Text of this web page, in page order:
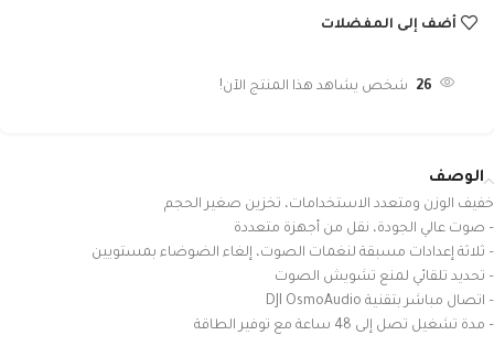
أضف إلى المفضلات
26 شخص يشاهد هذا المنتج الآن!
الوصف
خفيف الوزن ومتعدد الاستخدامات، تخزين صغير الحجم
– صوت عالي الجودة، نقل من أجهزة متعددة
– ثلاثة إعدادات مسبقة لنغمات الصوت، إلغاء الضوضاء بمستويين
– ​​تحديد تلقائي لمنع تشويش الصوت
– اتصال مباشر بتقنية DJI OsmoAudio
– مدة تشغيل تصل إلى 48 ساعة مع توفير الطاقة